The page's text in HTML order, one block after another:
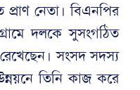
নেতা। বিএনপির
দলকে সুসংগঠিত
সংসদ সদস্য
তিনি কাজ করে